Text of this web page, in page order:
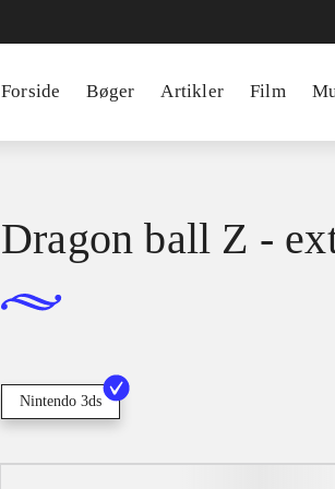
Forside Bøger Artikler Film
Dragon ball Z -
Nintendo 3ds